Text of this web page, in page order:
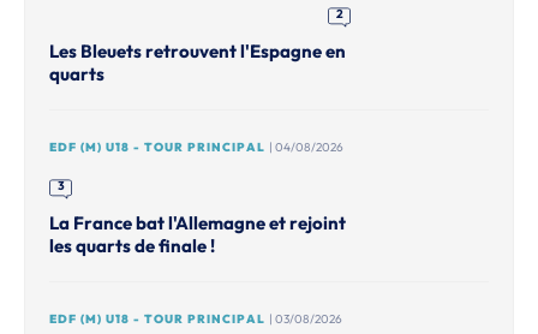
2
Les Bleuets retrouvent l'Espagne en
quarts
EDF (M) U18 - TOUR PRINCIPAL | 04/08/2026
3
La France bat l'Allemagne et rejoint
les quarts de finale !
EDF (M) U18 - TOUR PRINCIPAL | 03/08/2026